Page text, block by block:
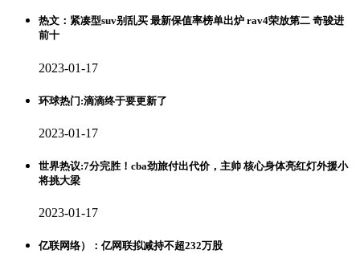
热文：紧凑型suv别乱买 最新保值率榜单出炉 rav4荣放第二 奇骏进
前十
2023-01-17
环球热门:滴滴终于要更新了
2023-01-17
世界热议:7分完胜！cba劲旅付出代价，主帅 核心身体亮红灯外援小
将挑大梁
2023-01-17
亿联网络）：亿网联拟减持不超232万股